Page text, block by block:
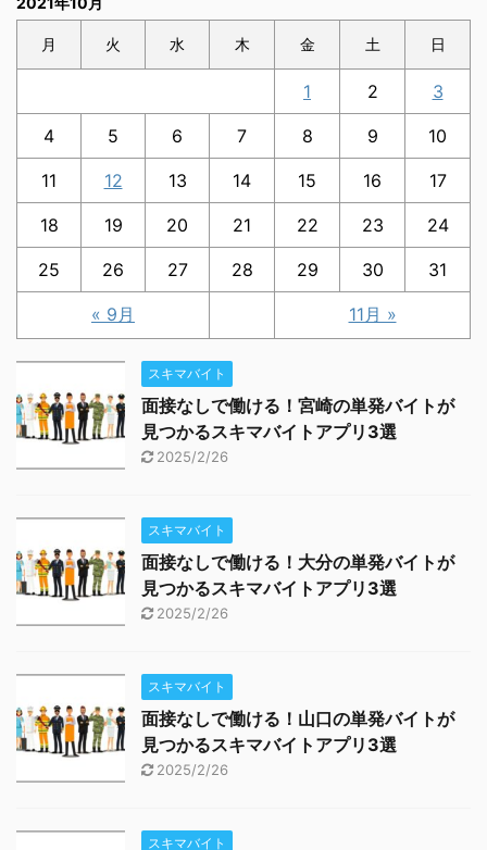
月 火 水 木 金 土 日
« 9月 11月 »
1 2 3
4 5 6 7 8 9 10
11 12 13 14 15 16 17
18 19 20 21 22 23 24
25 26 27 28 29 30 31
スキマバイト
面接なしで働ける！宮崎の単発バイトが
見つかるスキマバイトアプリ3選
2025/2/26
スキマバイト
面接なしで働ける！大分の単発バイトが
見つかるスキマバイトアプリ3選
2025/2/26
スキマバイト
面接なしで働ける！山口の単発バイトが
見つかるスキマバイトアプリ3選
2025/2/26
スキマバイト